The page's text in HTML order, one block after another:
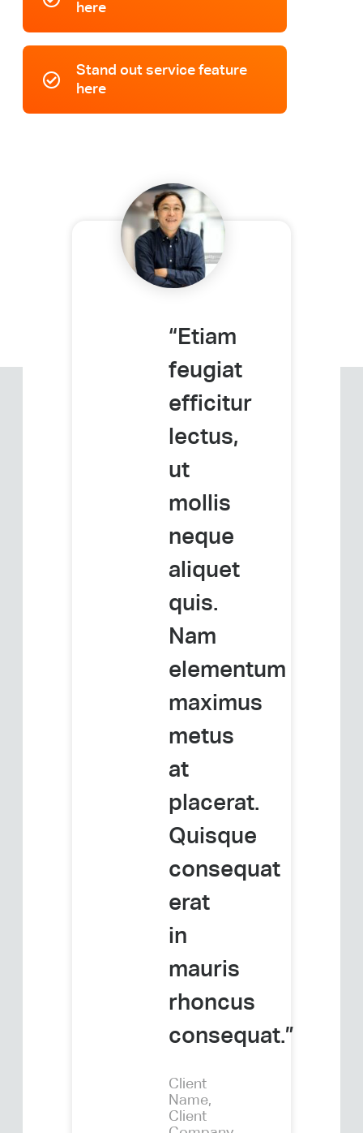
here
Stand out service feature
here
“Etiam
feugiat
efficitur
lectus,
ut
mollis
neque
aliquet
quis.
Nam
elementum
maximus
metus
at
placerat.
Quisque
consequat
erat
in
mauris
rhoncus
consequat.”
Client
Name,
Client